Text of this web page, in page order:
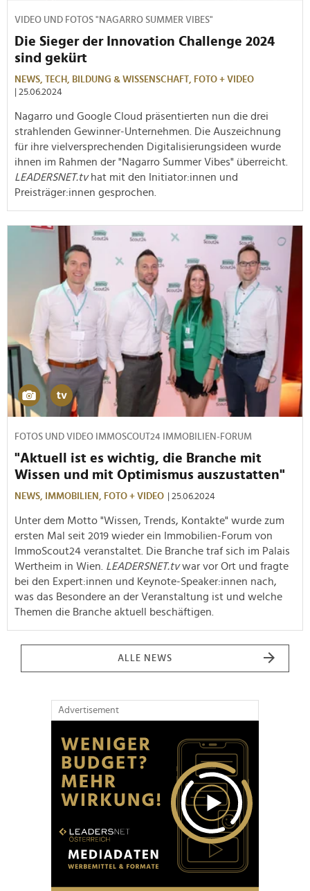
VIDEO UND FOTOS "NAGARRO SUMMER VIBES"
Die Sieger der Innovation Challenge 2024
sind gekürt
NEWS, TECH, BILDUNG & WISSENSCHAFT,
FOTO + VIDEO
| 25.06.2024
Nagarro und Google Cloud präsentierten nun die drei
strahlenden Gewinner-Unternehmen. Die Auszeichnung
für ihre vielversprechenden Digitalisierungsideen wurde
ihnen im Rahmen der "Nagarro Summer Vibes" überreicht.
LEADERSNET.tvhat mit den Initiator:innen und
Preisträger:innen gesprochen.
FOTOS UND VIDEO IMMOSCOUT24 IMMOBILIEN-FORUM
"Aktuell ist es wichtig, die Branche mit
Wissen und mit Optimismus auszustatten"
NEWS, IMMOBILIEN, FOTO + VIDEO | 25.06.2024
Unter dem Motto "Wissen, Trends, Kontakte" wurde zum
ersten Mal seit 2019 wieder ein Immobilien-Forum von
ImmoScout24 veranstaltet. Die Branche traf sich im Palais
Wertheim in Wien. LEADERSNET.tvwar vor Ort und fragte
bei den Expert:innen und Keynote-Speaker:innen nach,
was das Besondere an der Veranstaltung ist und welche
Themen die Branche aktuell beschäftigen.
ALLE NEWS
Advertisement